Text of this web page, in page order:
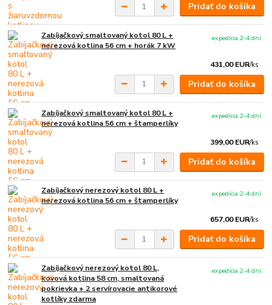
Pridať do košíka
Zabíjačkový smaltovaný kotol 80 L +
nerezová kotlina 56 cm + horák 7 kW
431,00 EUR/ks
expedícia 2-4 dní
Pridať do košíka
Zabíjačkový smaltovaný kotol 80 L +
nerezová kotlina 56 cm + štamperlíky
399,00 EUR/ks
expedícia 2-4 dní
Pridať do košíka
Zabíjačkový nerezový kotol 80 L +
nerezová kotlina 56 cm + štamperlíky
657,00 EUR/ks
expedícia 2-4 dní
Pridať do košíka
Zabíjačkový nerezový kotol 80 L,
kovová kotlina 58 cm, smaltovaná
pokrievka + 2 servírovacie antikorové
kotlíky zdarma
expedícia 2-4 dní